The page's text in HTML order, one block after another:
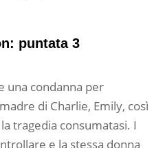
puntata 3
una condanna per
di Charlie, Emily, così
tragedia consumatasi. I
e la stessa donna